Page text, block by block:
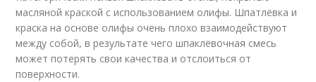
масляной краской с использованием олифы. Шпатлёвка и
краска на основе олифы очень плохо взаимодействуют
между собой, в результате чего шпаклёвочная смесь
может потерять свои качества и отслоиться от
поверхности.